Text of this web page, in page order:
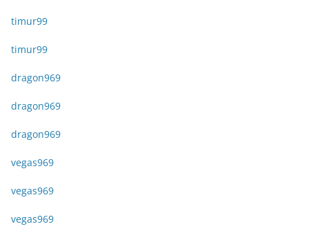
timur99
timur99
dragon969
dragon969
dragon969
vegas969
vegas969
vegas969